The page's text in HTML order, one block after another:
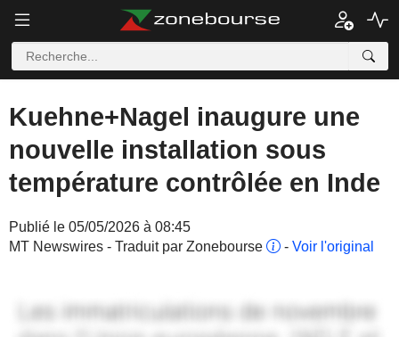
Kuehne+Nagel inaugure une
nouvelle installation sous
température contrôlée en Inde
Publié le 05/05/2026 à 08:45
MT Newswires - Traduit par Zonebourse
- Voir l'original